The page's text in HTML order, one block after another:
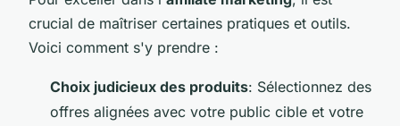
crucial de maîtriser certaines pratiques et outils.
Voici comment s'y prendre :
Choix judicieux des produits: Sélectionnez des
offres alignées avec votre public cible et votre